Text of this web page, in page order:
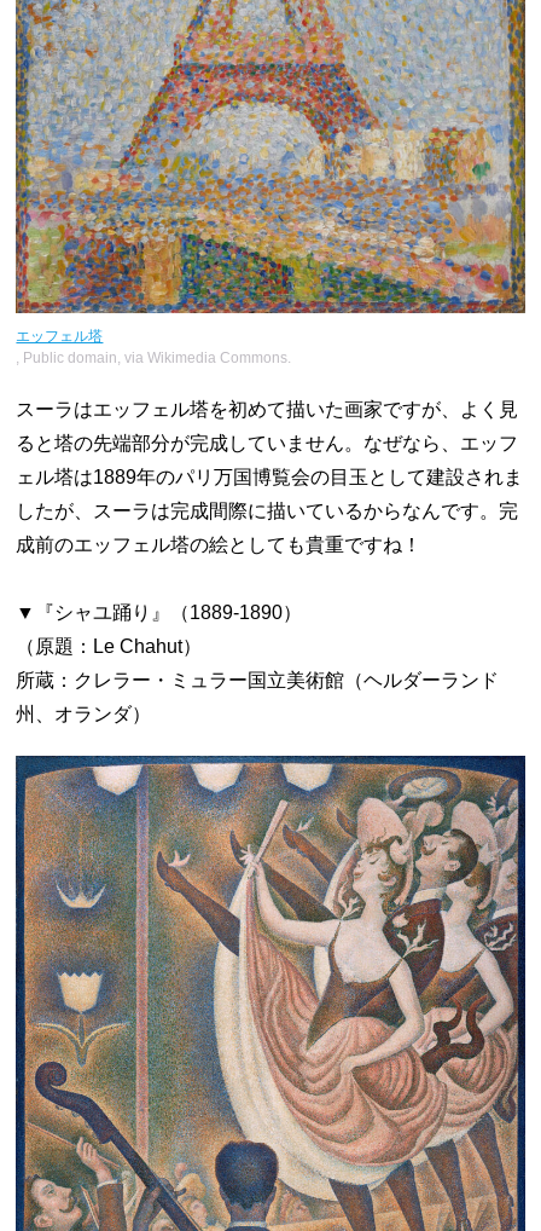
エッフェル塔
, Public domain, via Wikimedia Commons.
スーラはエッフェル塔を初めて描いた画家ですが、よく見
ると塔の先端部分が完成していません。なぜなら、エッフ
ェル塔は1889年のパリ万国博覧会の目玉として建設されま
したが、スーラは完成間際に描いているからなんです。完
成前のエッフェル塔の絵としても貴重ですね！
▼『シャユ踊り』（1889-1890）
（原題：Le Chahut）
所蔵：クレラー・ミュラー国立美術館（ヘルダーランド
州、オランダ）